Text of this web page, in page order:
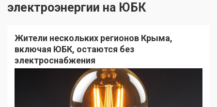
электроэнергии на ЮБК
Жители нескольких регионов Крыма,
включая ЮБК, остаются без
электроснабжения